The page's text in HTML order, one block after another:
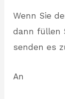
Wenn Sie
dann füllen
senden es
An